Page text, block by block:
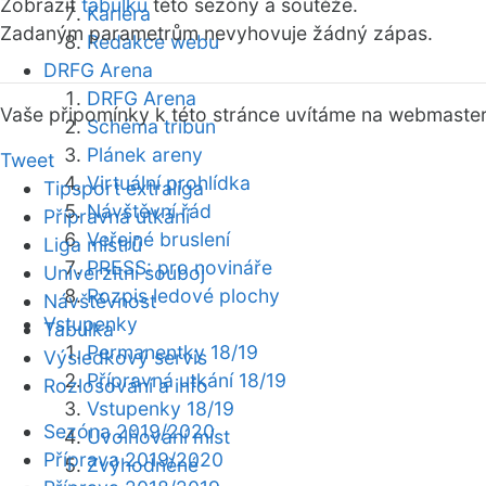
Kariéra
Redakce webu
DRFG Arena
DRFG Arena
Schéma tribun
Plánek areny
Virtuální prohlídka
Návštěvní řád
Veřejné bruslení
PRESS: pro novináře
Rozpis ledové plochy
Vstupenky
Permanentky 18/19
Přípravná utkání 18/19
Vstupenky 18/19
Uvolňování míst
Zvýhodněné
Zobrazit tabulku této sezóny a soutěže.
Zadaným parametrům nevyhovuje žádný zápas.
Vaše připomínky k této stránce uvítáme na webmaster
Tweet
Tipsport extraliga
Přípravná utkání
Liga mistrů
Univerzitní souboj
Návštěvnost
Tabulka
Výsledkový servis
Rozlosování a info
Sezóna 2019/2020
Příprava 2019/2020